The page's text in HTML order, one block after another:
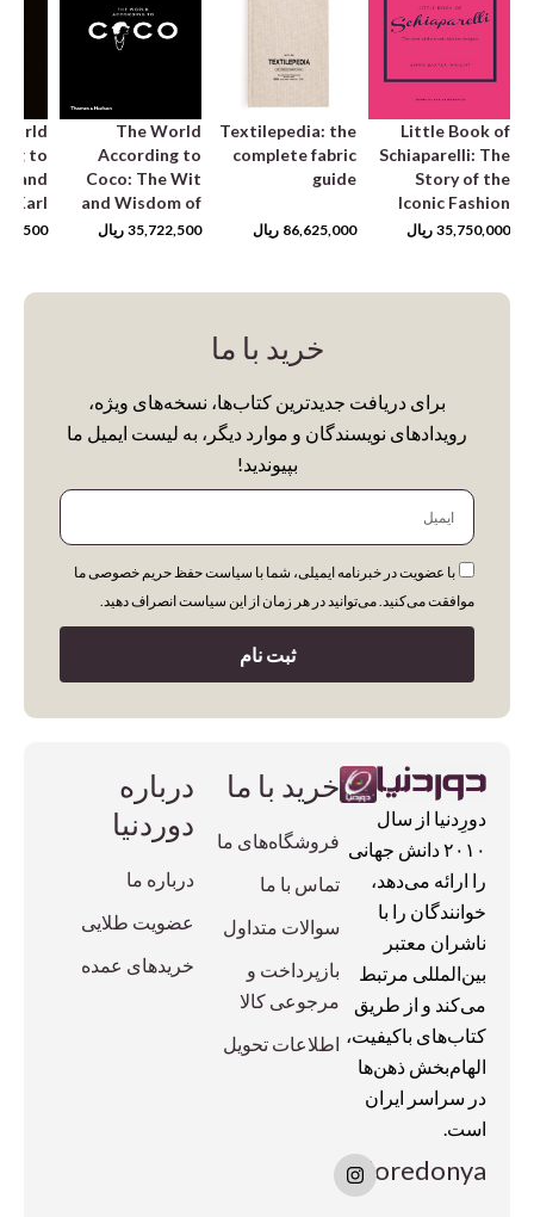
Little Book of
Schiaparelli: The
Story of the
Iconic Fashion
Designer: 11
35,750,000 ریال
Textilepedia: the
complete fabric
guide
86,625,000 ریال
The World
According to
Coco: The Wit
and Wisdom of
Coco Chanel
35,722,500 ریال
to
and
Karl
خرید با ما
برای دریافت جدیدترین کتاب‌ها، نسخه‌های ویژه،
رویدادهای نویسندگان و موارد دیگر، به لیست ایمیل ما
بپیوندید!
ایمیل
با عضویت در خبرنامه ایمیلی، شما با سیاست حفظ حریم خصوصی ما
موافقت می‌کنید. می‌توانید در هر زمان از این سیاست انصراف دهید.
ثبت نام
دورِدنیا از سال
۲۰۱۰ دانش جهانی
را ارائه می‌دهد،
خوانندگان را با
ناشران معتبر
بین‌المللی مرتبط
می‌کند و از طریق
کتاب‌های باکیفیت،
الهام‌بخش ذهن‌ها
در سراسر ایران
است.
doredonya
I
n
s
خرید با ما
فروشگاه‌های ما
تماس با ما
سوالات متداول
بازپرداخت و
مرجوعی کالا
اطلاعات تحویل
درباره
دوردنیا
درباره ما
عضویت طلایی
خریدهای عمده